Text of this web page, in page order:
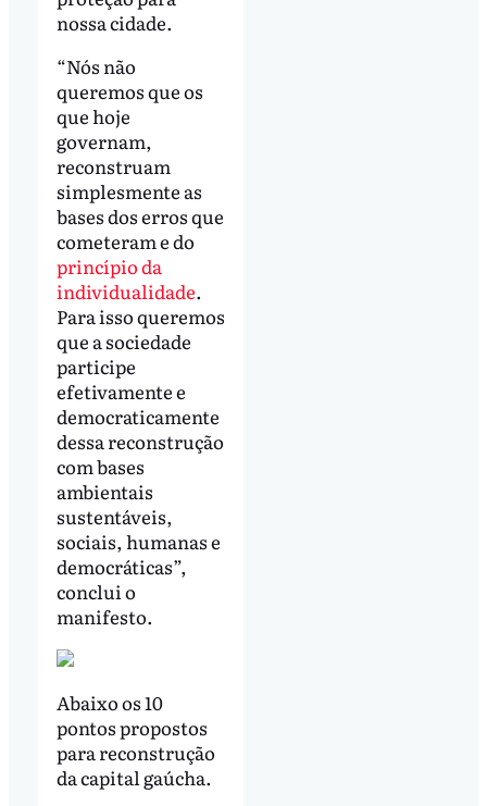
nossa cidade.
“Nós não
queremos que os
que hoje
governam,
reconstruam
simplesmente as
bases dos erros que
cometeram e do
princípio da
individualidade.
Para isso queremos
que a sociedade
participe
efetivamente e
democraticamente
dessa reconstrução
com bases
ambientais
sustentáveis,
sociais, humanas e
democráticas”,
conclui o
manifesto.
Abaixo os 10
pontos propostos
para reconstrução
da capital gaúcha.